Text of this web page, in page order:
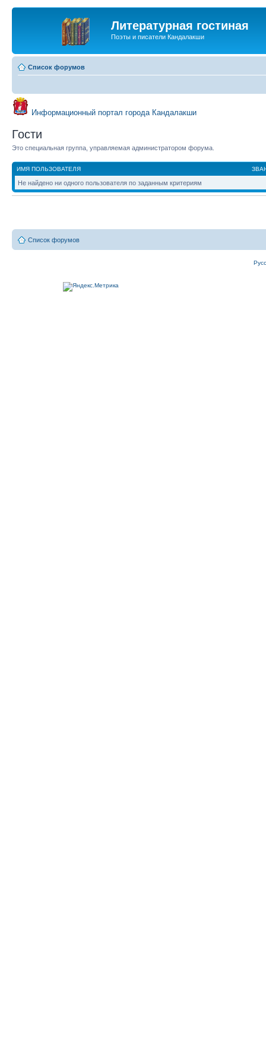
Литературная гостиная
Поэты и писатели Кандалакши
Список форумов
Информационный портал города Кандалакши
Гости
Это специальная группа, управляемая администратором форума.
ИМЯ ПОЛЬЗОВАТЕЛЯ
Не найдено ни одного пользователя по заданным критериям
Список форумов